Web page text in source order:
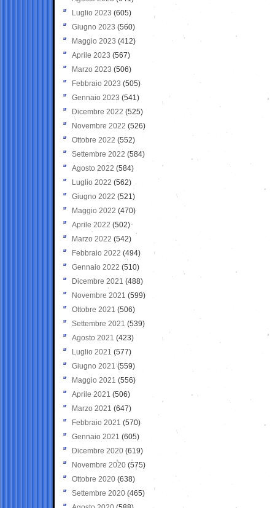
Luglio 2023 (605)
Giugno 2023 (560)
Maggio 2023 (412)
Aprile 2023 (567)
Marzo 2023 (506)
Febbraio 2023 (505)
Gennaio 2023 (541)
Dicembre 2022 (525)
Novembre 2022 (526)
Ottobre 2022 (552)
Settembre 2022 (584)
Agosto 2022 (584)
Luglio 2022 (562)
Giugno 2022 (521)
Maggio 2022 (470)
Aprile 2022 (502)
Marzo 2022 (542)
Febbraio 2022 (494)
Gennaio 2022 (510)
Dicembre 2021 (488)
Novembre 2021 (599)
Ottobre 2021 (506)
Settembre 2021 (539)
Agosto 2021 (423)
Luglio 2021 (577)
Giugno 2021(559)
Maggio 2021 (556)
Aprile 2021 (506)
Marzo 2021 (647)
Febbraio 2021 (570)
Gennaio 2021 (605)
Dicembre 2020 (619)
Novembre 2020 (575)
Ottobre 2020 (638)
Settembre 2020(465)